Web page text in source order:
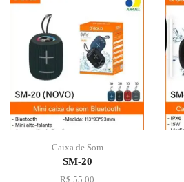
Caixa de Som
SM-20
R$ 55,00